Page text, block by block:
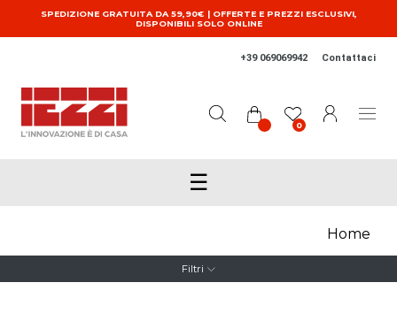
Salta al contenuto principale
SPEDIZIONE GRATUITA DA 59,90€ | OFFERTE E PREZZI ESCLUSIVI,
DISPONIBILI SOLO ONLINE
+39 069069942 Contattaci
0
☰
Home
Filtri